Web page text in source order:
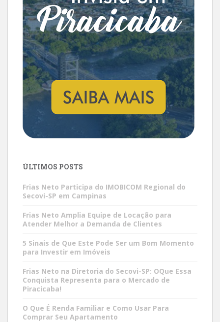
ÚLTIMOS POSTS
Frias Neto Participa do IMOBICOM Regional do
Secovi-SP em Campinas
Frias Neto Amplia Equipe de Locação para
Atender Melhor a Demanda de Clientes
5 Sinais de Que Este Pode Ser um Bom Momento
para Investir em Imóveis
Frias Neto na Diretoria do Secovi-SP: OQue Essa
Conquista Representa para o Mercado de
Piracicaba!
O Que É Renda Familiar e Como Usar Para
Comprar Seu Apartamento